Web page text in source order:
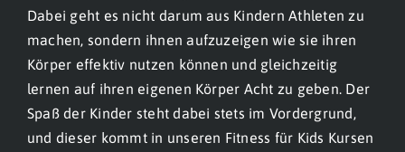
Dabei geht es nicht darum aus Kindern Athleten zu
machen, sondern ihnen aufzuzeigen wie sie ihren
Körper effektiv nutzen können und gleichzeitig
lernen auf ihren eigenen Körper Acht zu geben. Der
Spaß der Kinder steht dabei stets im Vordergrund,
und dieser kommt in unseren Fitness für Kids Kursen